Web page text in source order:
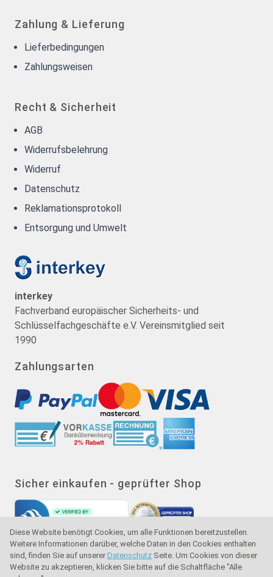
Diese Website benötigt Cookies, um alle Funktionen bereitzustellen.
Weitere Informationen darüber, welche Daten in den Cookies enthalten
sind, finden Sie auf unserer Datenschutz Seite. Um Cookies von dieser
Website zu akzeptieren, klicken Sie bitte auf die Schaltfläche "Alle
Zahlung & Lieferung
Lieferbedingungen
Zahlungsweisen
Recht & Sicherheit
AGB
Widerrufsbelehrung
Widerruf
Datenschutz
Reklamationsprotokoll
Entsorgung und Umwelt
interkey
Fachverband europäischer Sicherheits- und
Schlüsselfachgeschäfte e.V. Vereinsmitglied seit
1990
Zahlungsarten
Sicher einkaufen - geprüfter Shop